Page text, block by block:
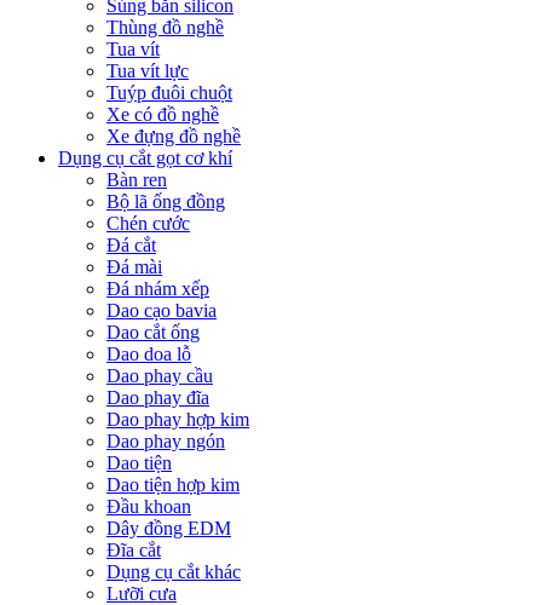
Súng bắn silicon
Thùng đồ nghề
Tua vít
Tua vít lực
Tuýp đuôi chuột
Xe có đồ nghề
Xe đựng đồ nghề
Dụng cụ cắt gọt cơ khí
Bàn ren
Bộ lã ống đồng
Chén cước
Đá cắt
Đá mài
Đá nhám xếp
Dao cạo bavia
Dao cắt ống
Dao doa lỗ
Dao phay cầu
Dao phay đĩa
Dao phay hợp kim
Dao phay ngón
Dao tiện
Dao tiện hợp kim
Đầu khoan
Dây đồng EDM
Đĩa cắt
Dụng cụ cắt khác
Lưỡi cưa